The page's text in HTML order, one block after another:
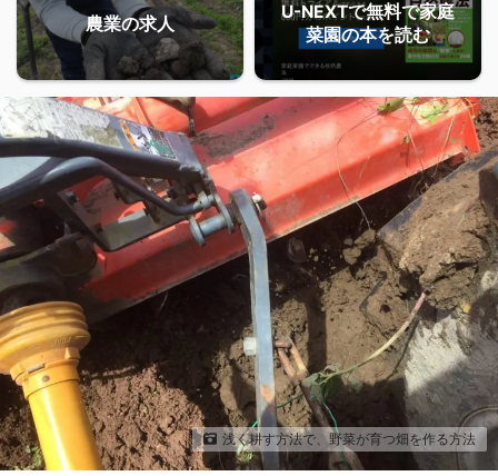
農業の求人
U-NEXTで無料で家庭
菜園の本を読む
浅く耕す方法で、野菜が育つ畑を作る方法